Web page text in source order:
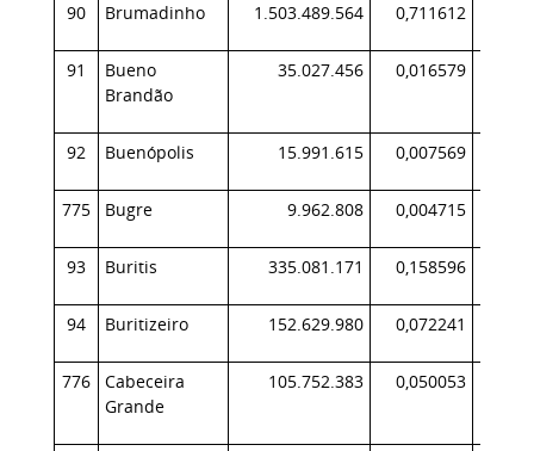
90 Brumadinho 1.503.489.564 0,711612
91
Bueno
Brandão
35.027.456 0,016579
92 Buenópolis 15.991.615 0,007569
775 Bugre 9.962.808 0,004715
93 Buritis 335.081.171 0,158596
94 Buritizeiro 152.629.980 0,072241
776
Cabeceira
Grande
105.752.383 0,050053